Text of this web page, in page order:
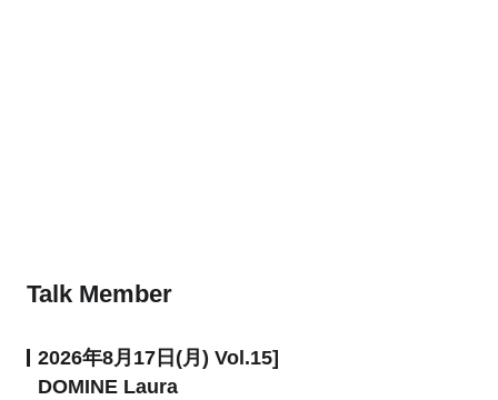
Talk Member
2026年8月17日(月) Vol.15]
DOMINE Laura